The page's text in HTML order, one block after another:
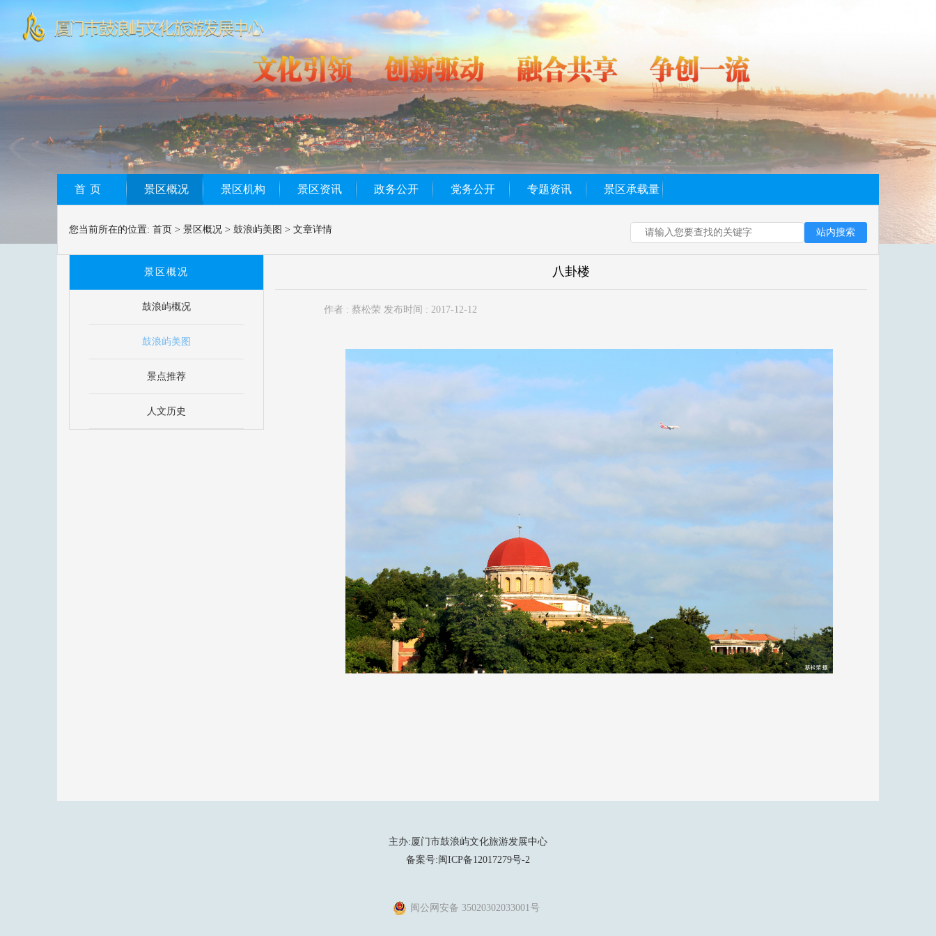
首页 景区概况 景区机构 景区资讯 政务公开 党务公开 专题资讯 景区承载量
您当前所在的位置: 首页 > 景区概况 > 鼓浪屿美图 > 文章详情 站内搜索
景区概况
鼓浪屿概况
鼓浪屿美图
景点推荐
人文历史
八卦楼
作者 : 蔡松荣 发布时间 : 2017-12-12
主办:厦门市鼓浪屿文化旅游发展中心
备案号:闽ICP备12017279号-2
闽公网安备 35020302033001号